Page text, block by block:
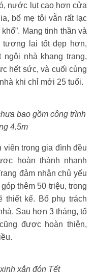
nước lụt cao hơn cửa
bố mẹ tôi vẫn rất lạc
Mang tinh thần và
lai tốt đẹp hơn,
nhà khang trang,
hết sức, và cuối cùng
khi chỉ mới 25 tuổi.
bao gồm công trình
4.5m
viên trong gia đình đều
hoàn thành nhanh
đảm nhận chủ yếu
thêm 50 triệu, trong
thiết kế. Bố phụ trách
Sau hơn 3 tháng, tổ
được hoàn thiện,
xắn đón Tết